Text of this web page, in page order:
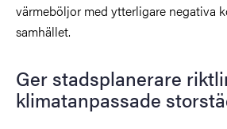
värmeböljor med ytterligare negativa
samhället.
Ger stadsplanerare
klimatanpassade